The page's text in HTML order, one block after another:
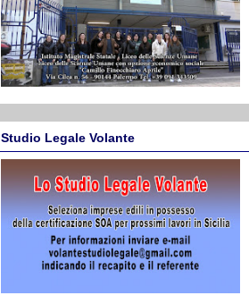
Studio Legale Volante